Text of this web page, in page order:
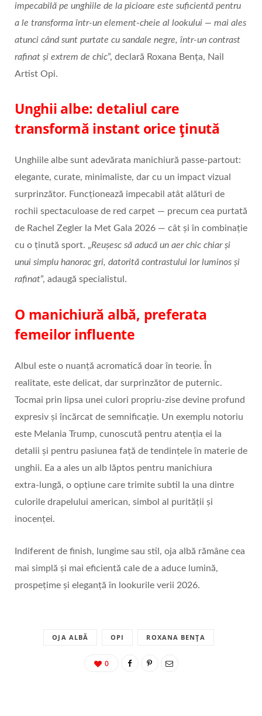
impecabilă pe unghiile de la picioare este suficientă pentru
a le transforma într-un element-cheie al lookului — mai ales
atunci când sunt purtate cu sandale negre, într-un contrast
rafinat și extrem de chic”, declară Roxana Bența, Nail
Artist Opi.
Unghii albe: detaliul care
transformă instant orice ținută
Unghiile albe sunt adevărata manichiură passe‑partout:
elegante, curate, minimaliste, dar cu un impact vizual
surprinzător. Funcționează impecabil atât alături de
rochii spectaculoase de red carpet — precum cea purtată
de Rachel Zegler la Met Gala 2026 — cât și în combinație
cu o ținută sport. „Reușesc să aducă un aer chic chiar și
unui simplu hanorac gri, datorită contrastului lor luminos și
rafinat”, adaugă specialistul.
O manichiură albă, preferata
femeilor influente
Albul este o nuanță acromatică doar în teorie. În
realitate, este delicat, dar surprinzător de puternic.
Tocmai prin lipsa unei culori propriu‑zise devine profund
expresiv și încărcat de semnificație. Un exemplu notoriu
este Melania Trump, cunoscută pentru atenția ei la
detalii și pentru pasiunea față de tendințele în materie de
unghii. Ea a ales un alb lăptos pentru manichiura
extra‑lungă, o opțiune care trimite subtil la una dintre
culorile drapelului american, simbol al purității și
inocenței.
Indiferent de finish, lungime sau stil, oja albă rămâne cea
mai simplă și mai eficientă cale de a aduce lumină,
prospețime și eleganță în lookurile verii 2026.
OJA ALBĂ OPI ROXANA BENȚA
0